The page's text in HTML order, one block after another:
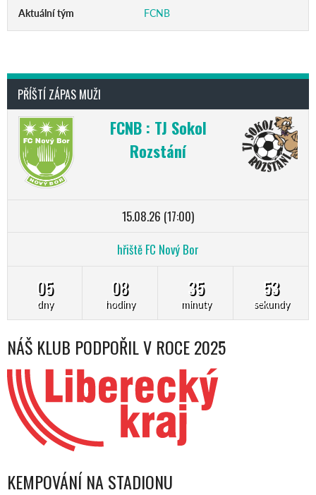
Aktuální tým FCNB
PŘÍŠTÍ ZÁPAS MUŽI
FCNB : TJ Sokol
Rozstání
15.08.26 (17:00)
hřiště FC Nový Bor
05
dny
08
hodiny
35
minuty
52
sekundy
NÁŠ KLUB PODPOŘIL V ROCE 2025
KEMPOVÁNÍ NA STADIONU